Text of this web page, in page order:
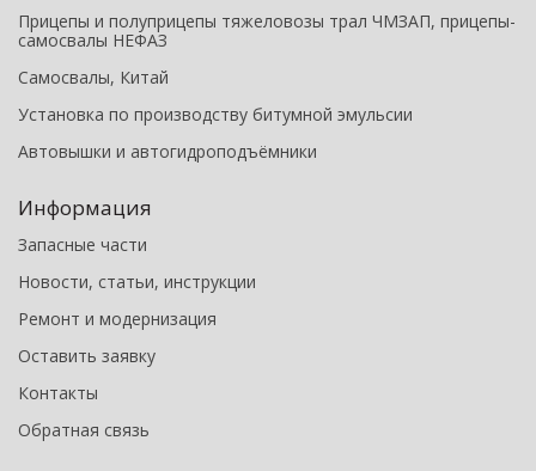
Прицепы и полуприцепы тяжеловозы трал ЧМЗАП, прицепы-
самосвалы НЕФАЗ
Самосвалы, Китай
Установка по производству битумной эмульсии
Автовышки и автогидроподъёмники
Информация
Запасные части
Новости, статьи, инструкции
Ремонт и модернизация
Оставить заявку
Контакты
Обратная связь